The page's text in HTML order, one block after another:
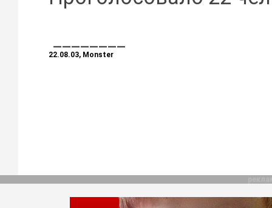
________
22.08.03, Monster